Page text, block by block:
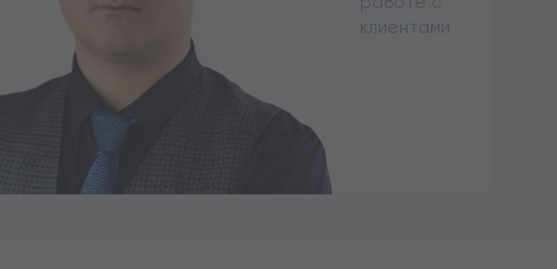
клиентами